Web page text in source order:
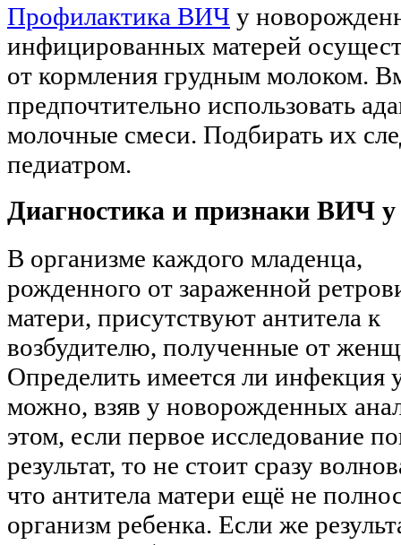
Профилактика ВИЧ у
инфицированных матерей
от кормления грудным молоком.
предпочтительно использовать
молочные смеси. Подбирать их
педиатром.
Диагностика и признаки ВИЧ
В организме каждого младенца,
рожденного от зараженной
матери, присутствуют антитела к
возбудителю, полученные от
Определить имеется ли инфекция
можно, взяв у новорожденных
этом, если первое исследование
результат, то не стоит сразу
что антитела матери ещё не
организм ребенка. Если же